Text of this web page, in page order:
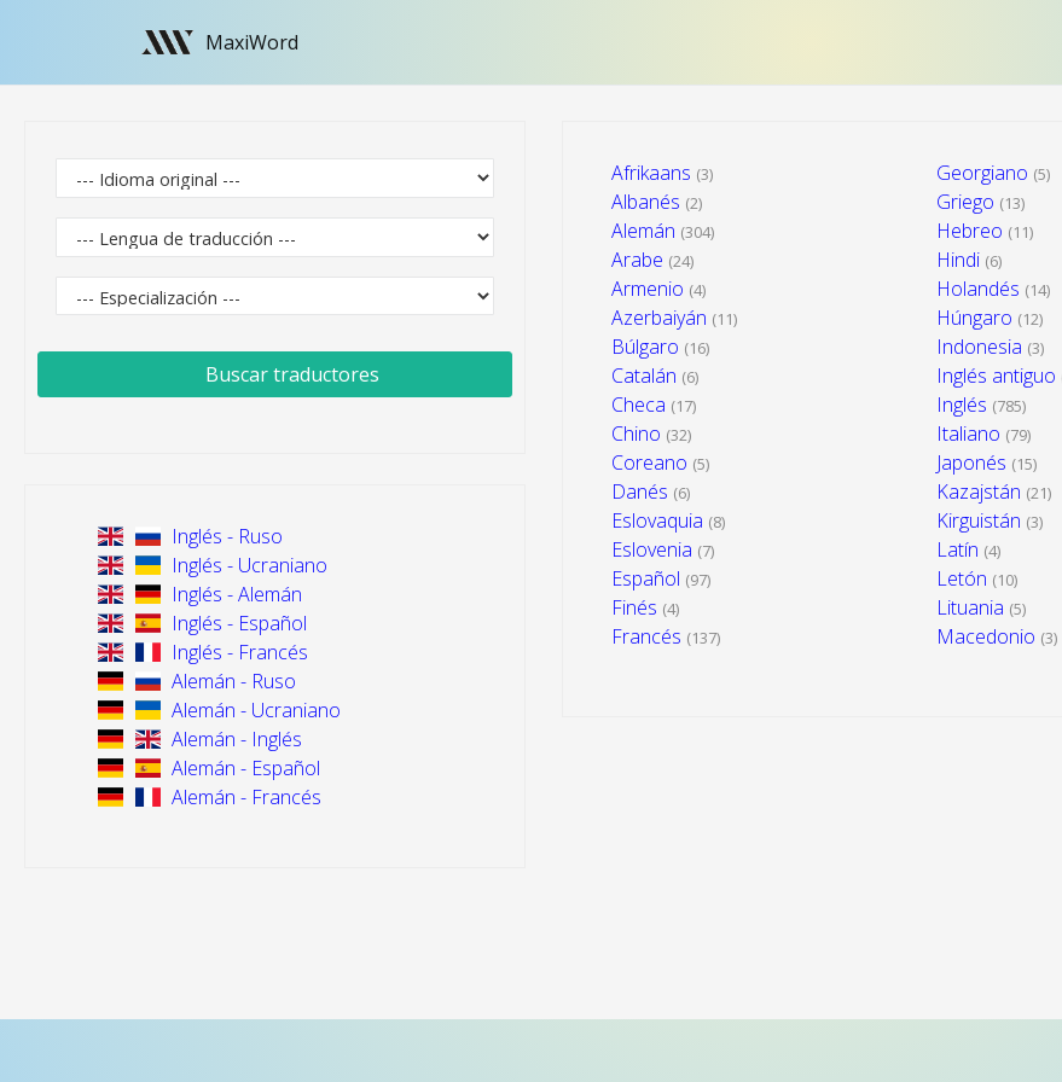
MaxiWord
Buscar traductores
Inglés - Ruso
Inglés - Ucraniano
Inglés - Alemán
Inglés - Español
Inglés - Francés
Alemán - Ruso
Alemán - Ucraniano
Alemán - Inglés
Alemán - Español
Alemán - Francés
Afrikaans (3)
Albanés (2)
Alemán (304)
Arabe (24)
Armenio (4)
Azerbaiyán (11)
Búlgaro (16)
Catalán (6)
Checa (17)
Chino (32)
Coreano (5)
Danés (6)
Eslovaquia (8)
Eslovenia (7)
Español (97)
Finés (4)
Francés (137)
Georgiano (5)
Griego (13)
Hebreo (11)
Hindi (6)
Holandés (14)
Húngaro (12)
Indonesia (3)
Inglés antiguo
Inglés (785)
Italiano (79)
Japonés (15)
Kazajstán (21)
Kirguistán (3)
Latín (4)
Letón (10)
Lituania (5)
Macedonio (3)